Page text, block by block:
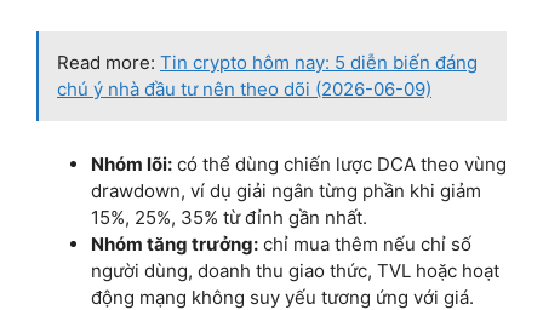
Read more: Tin crypto hôm nay: 5 diễn biến đáng
chú ý nhà đầu tư nên theo dõi (2026-06-09)
Nhóm lõi: có thể dùng chiến lược DCA theo vùng
drawdown, ví dụ giải ngân từng phần khi giảm
15%, 25%, 35% từ đỉnh gần nhất.
Nhóm tăng trưởng: chỉ mua thêm nếu chỉ số
người dùng, doanh thu giao thức, TVL hoặc hoạt
động mạng không suy yếu tương ứng với giá.